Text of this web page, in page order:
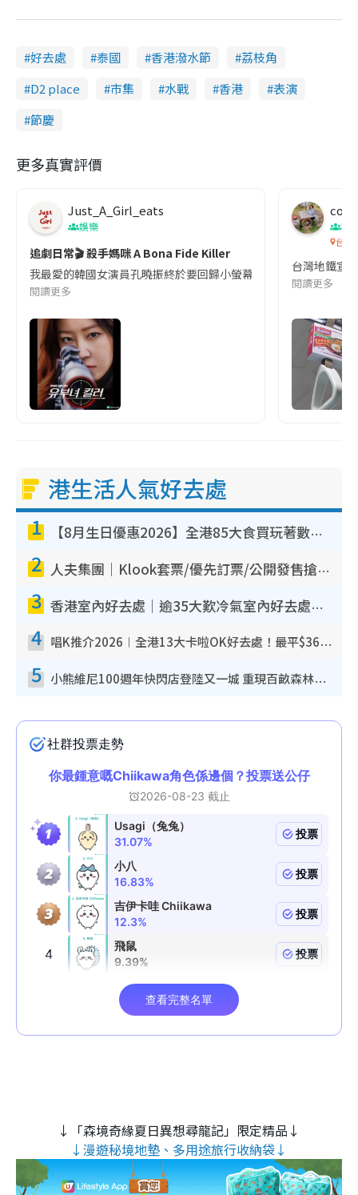
好去處 泰國 香港潑水節
荔枝角
D2 place
市集 水戰 香港
表演
節慶
更多真實評價
Just_A_Girl_eats
娛樂
追劇日常🎬 殺手媽咪 A Bona Fide Killer
我最愛的韓國女演員孔曉振終於要回歸小螢幕啦!這次的劇本改編
閱讀更多
co
吹
台灣
台灣地鐵宣
閱讀更多
港生活人氣好去處
1 【8月生日優惠2026】全港85大食買玩著數攻略 自助餐/火鍋放題同行免費＋誠品/DONKI送現金券
2 人夫集團｜Klook套票/優先訂票/公開發售搶飛攻略！附票價.購票連結.場地座位表
3 香港室內好去處｜逾35大歎冷氣室內好去處推介 室內活動免費避雨無懼落雨
4 唱K推介2026︱全港13大卡啦OK好去處！最平$36起 日文K都有！(附地址+收費詳情)
5 小熊維尼100週年快閃店登陸又一城 重現百畝森林經典場景／獨家限定盲盒登場／專屬DIY香水
↓「森境奇緣夏日異想尋龍記」限定精品↓
↓漫遊秘境地墊、多用途旅行收納袋↓